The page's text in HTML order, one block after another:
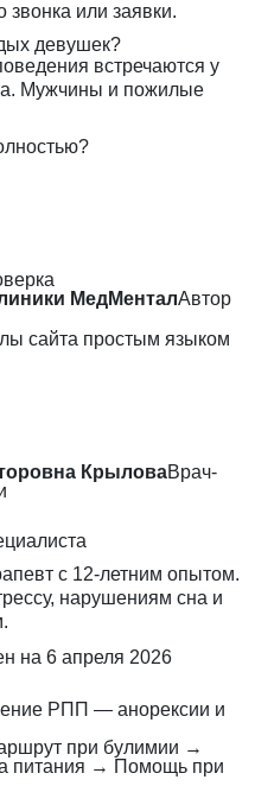
или заявки.
девушек?
встречаются у
Мужчины и пожилые
МедМенталАвтор
сайта простым языком
КрыловаВрач-
с 12-летним опытом.
нарушениям сна и
на 6 апреля 2026
РПП — анорексии и
при булимии →
питания → Помощь при